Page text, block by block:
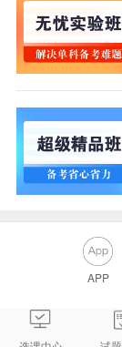
APP